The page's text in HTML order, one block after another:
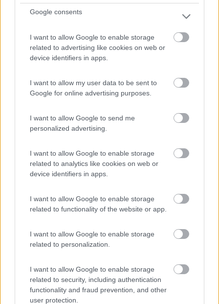
Google consents
I want to allow Google to enable storage
related to advertising like cookies on web or
device identifiers in apps.
I want to allow my user data to be sent to
Google for online advertising purposes.
I want to allow Google to send me
personalized advertising.
I want to allow Google to enable storage
related to analytics like cookies on web or
device identifiers in apps.
I want to allow Google to enable storage
related to functionality of the website or app.
I want to allow Google to enable storage
related to personalization.
I want to allow Google to enable storage
related to security, including authentication
functionality and fraud prevention, and other
user protection.
Servizi / Posizione
L'azienda agricola dispone di punto sosta per 6-7
Costa Vescovato (AL) - 75.2km
Cascina Montesoro
Area di sosta (PS+CS)
6,2 4
Servizi / Posizione